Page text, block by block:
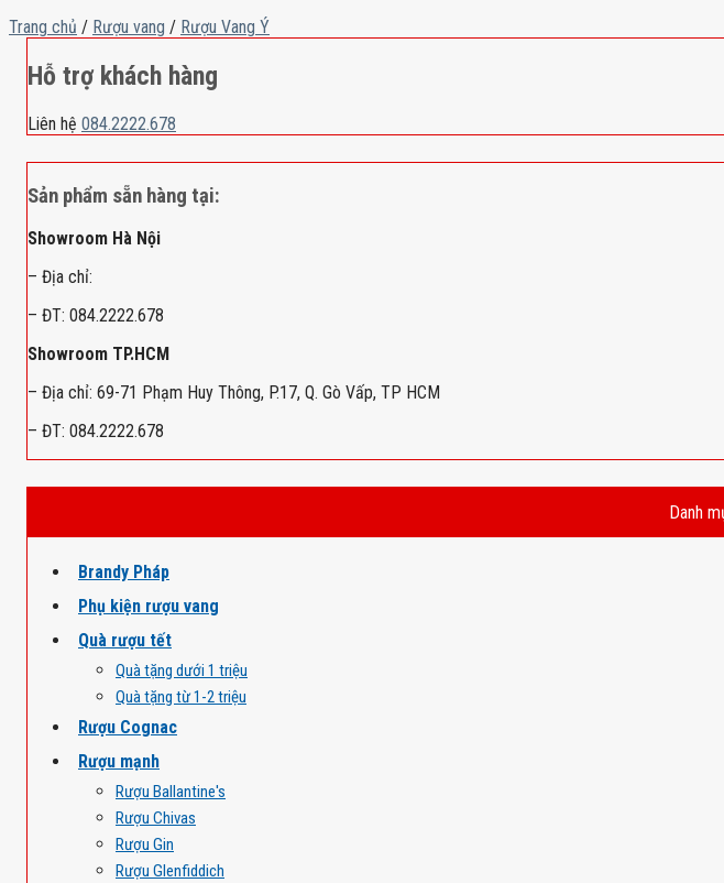
Trang chủ / Rượu vang / Rượu Vang Ý
Hỗ trợ khách hàng
Liên hệ 084.2222.678
Sản phẩm sẵn hàng tại:
Showroom Hà Nội
– Địa chỉ:
– ĐT: 084.2222.678
Showroom TP.HCM
– Địa chỉ: 69-71 Phạm Huy Thông, P.17, Q. Gò Vấp, TP HCM
– ĐT: 084.2222.678
Danh
Brandy Pháp
Phụ kiện rượu vang
Quà rượu tết
Quà tặng dưới 1 triệu
Quà tặng từ 1-2 triệu
Rượu Cognac
Rượu mạnh
Rượu Ballantine's
Rượu Chivas
Rượu Gin
Rượu Glenfiddich